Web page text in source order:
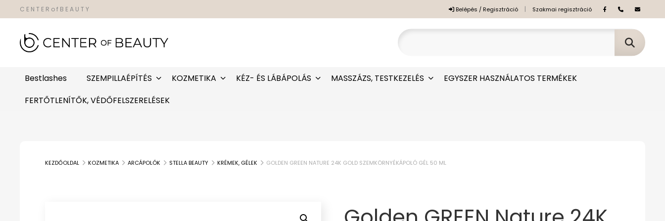
C E N T E R o f B E A U T Y Belépés / Regisztráció | Szakmai regisztráció
Bestlashes SZEMPILLAÉPÍTÉS KOZMETIKA KÉZ- ÉS LÁBÁPOLÁS MASSZÁZS, TESTKEZELÉS
EGYSZER HASZNÁLATOS TERMÉKEK
FERTŐTLENÍTŐK, VÉDŐFELSZERELÉSEK
KEZDŐOLDAL KOZMETIKA ARCÁPOLÓK STELLA BEAUTY KRÉMEK, GÉLEK GOLDEN GREEN NATURE 24K GOLD SZEMKÖRNYÉKÁPOLÓ GÉL 50 ML